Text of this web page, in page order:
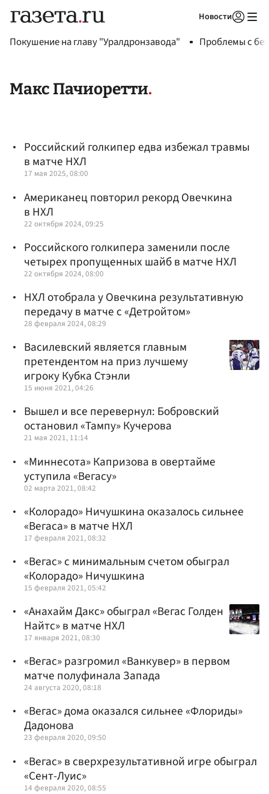
Новости
Покушение на главу "Уралдронзавода" Проблемы с
Макс Пачиоретти
Российский голкипер едва избежал травмы
в матче НХЛ
17 мая 2025, 08:00
Американец повторил рекорд Овечкина
в НХЛ
22 октября 2024, 09:25
Российского голкипера заменили после
четырех пропущенных шайб в матче НХЛ
22 октября 2024, 08:00
НХЛ отобрала у Овечкина результативную
передачу в матче с «Детройтом»
28 февраля 2024, 08:29
Василевский является главным
претендентом на приз лучшему
игроку Кубка Стэнли
15 июня 2021, 04:26
Вышел и все перевернул: Бобровский
остановил «Тампу» Кучерова
21 мая 2021, 11:14
«Миннесота» Капризова в овертайме
уступила «Вегасу»
02 марта 2021, 08:42
«Колорадо» Ничушкина оказалось сильнее
«Вегаса» в матче НХЛ
17 февраля 2021, 08:32
«Вегас» с минимальным счетом обыграл
«Колорадо» Ничушкина
15 февраля 2021, 05:42
«Анахайм Дакс» обыграл «Вегас Голден
Найтс» в матче НХЛ
17 января 2021, 08:30
«Вегас» разгромил «Ванкувер» в первом
матче полуфинала Запада
24 августа 2020, 08:18
«Вегас» дома оказался сильнее «Флориды»
Дадонова
23 февраля 2020, 09:50
«Вегас» в сверхрезультативной игре обыграл
«Сент-Луис»
14 февраля 2020, 08:55